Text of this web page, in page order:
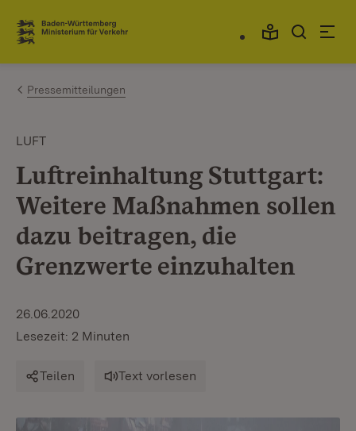
Zum Inhalt springen
Link zur Startseite
Pressemitteilungen
LUFT
Luftreinhaltung Stuttgart:
Weitere Maßnahmen sollen
dazu beitragen, die
Grenzwerte einzuhalten
26.06.2020
Lesezeit: 2 Minuten
Teilen Text vorlesen